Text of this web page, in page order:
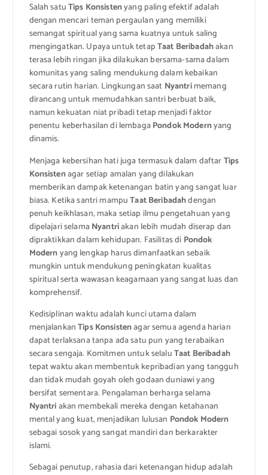
Salah satuTips Konsistenyang paling efektif adalah
dengan mencari teman pergaulan yang memiliki
semangat spiritual yang sama kuatnya untuk saling
mengingatkan. Upaya untuk tetapTaat Beribadahakan
terasa lebih ringan jika dilakukan bersama-sama dalam
komunitas yang saling mendukung dalam kebaikan
secara rutin harian. Lingkungan saat Nyantrimemang
dirancang untuk memudahkan santri berbuat baik,
namun kekuatan niat pribadi tetap menjadi faktor
penentu keberhasilan di lembagaPondok Modernyang
dinamis.
Menjaga kebersihan hati juga termasuk dalam daftarTips
Konsistenagar setiap amalan yang dilakukan
memberikan dampak ketenangan batin yang sangat luar
biasa. Ketika santri mampuTaat Beribadahdengan
penuh keikhlasan, maka setiap ilmu pengetahuan yang
dipelajari selamaNyantriakan lebih mudah diserap dan
dipraktikkan dalam kehidupan. Fasilitas di Pondok
Modernyang lengkap harus dimanfaatkan sebaik
mungkin untuk mendukung peningkatan kualitas
spiritual serta wawasan keagamaan yang sangat luas dan
komprehensif.
Kedisiplinan waktu adalah kunci utama dalam
menjalankanTips Konsistenagar semua agenda harian
dapat terlaksana tanpa ada satu pun yang terabaikan
secara sengaja. Komitmen untuk selaluTaat Beribadah
tepat waktu akan membentuk kepribadian yang tangguh
dan tidak mudah goyah oleh godaan duniawi yang
bersifat sementara. Pengalaman berharga selama
Nyantriakan membekali mereka dengan ketahanan
mental yang kuat, menjadikan lulusan Pondok Modern
sebagai sosok yang sangat mandiri dan berkarakter
islami.
Sebagai penutup, rahasia dari ketenangan hidup adalah